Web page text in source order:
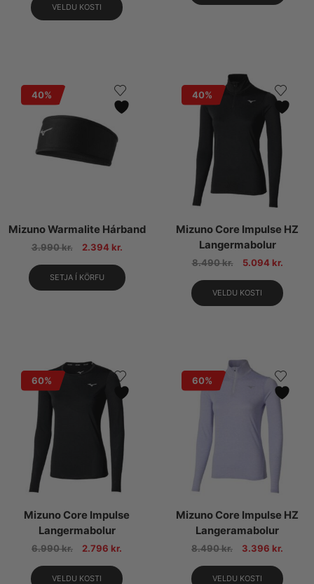
VELDU KOSTI
40%
Mizuno Warmalite Hárband
3.990kr. 2.394 kr.
SETJA Í KÖRFU
40%
Mizuno Core Impulse HZ
Langermabolur
8.490kr. 5.094 kr.
VELDU KOSTI
60%
Mizuno Core Impulse
Langermabolur
6.990kr. 2.796 kr.
VELDU KOSTI
60%
Mizuno Core Impulse HZ
Langeramabolur
8.490kr. 3.396 kr.
VELDU KOSTI